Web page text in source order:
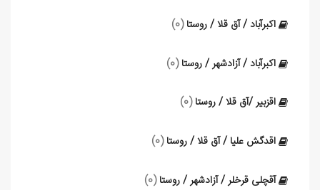
اکبرآباد / آق قلا / روستا (0)
اکبرآباد / آزادشهر / روستا (0)
اقزبیر /آق قلا / روستا (0)
اقدگش علیا / آق قلا / روستا (0)
آقچلی قرخلر / آزادشهر / روستا (0)